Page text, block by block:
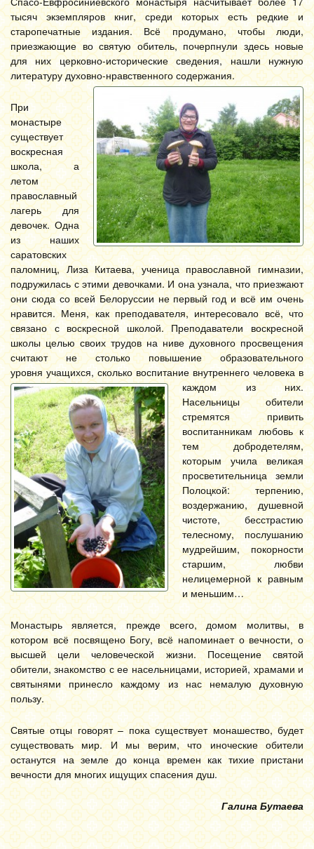
тысяч экземпляров книг, среди которых есть редкие и
старопечатные издания. Всё продумано, чтобы люди,
приезжающие во святую обитель, почерпнули здесь новые
для них церковно-исторические сведения, нашли нужную
литературу духовно-нравственного содержания.
При
монастыре
существует
воскресная
школа, а
летом
православный
лагерь для
девочек. Одна
из наших
саратовских
паломниц, Лиза Китаева, ученица православной гимназии,
подружилась с этими девочками. И она узнала, что приезжают
они сюда со всей Белоруссии не первый год и всё им очень
нравится. Меня, как преподавателя, интересовало всё, что
связано с воскресной школой. Преподаватели воскресной
школы целью своих трудов на ниве духовного просвещения
считают не столько повышение образовательного
уровня учащихся, сколько воспитание внутреннего человека в
каждом из них.
Насельницы обители
стремятся привить
воспитанникам любовь к
тем добродетелям,
которым учила великая
просветительница земли
Полоцкой: терпению,
воздержанию, душевной
чистоте, бесстрастию
телесному, послушанию
мудрейшим, покорности
старшим, любви
нелицемерной к равным
и меньшим…
Монастырь является, прежде всего, домом молитвы, в
котором всё посвящено Богу, всё напоминает о вечности, о
высшей цели человеческой жизни. Посещение святой
обители, знакомство с ее насельницами, историей, храмами и
святынями принесло каждому из нас немалую духовную
пользу.
Святые отцы говорят – пока существует монашество, будет
существовать мир. И мы верим, что иноческие обители
останутся на земле до конца времен как тихие пристани
вечности для многих ищущих спасения душ.
Галина Бутаева